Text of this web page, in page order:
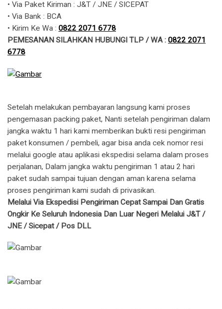
• Via Paket Kiriman : J&T / JNE / SICEPAT
• Via Bank : BCA
• Kirim Ke Wa : ​​ 0822 2071 6778
PEMESANAN SILAHKAN HUBUNGI TLP / WA : 0822 2071
6778
Setelah melakukan pembayaran langsung kami proses
pengemasan packing paket, Nanti setelah pengiriman dalam
jangka waktu 1 hari kami memberikan bukti resi pengiriman
paket konsumen / pembeli, agar bisa anda cek nomor resi
melalui google atau aplikasi ekspedisi selama dalam proses
perjalanan, Dalam jangka waktu pengiriman 1 atau 2 hari
paket sudah sampai tujuan dengan aman karena selama
proses pengiriman kami sudah di privasikan.
Melalui Via Ekspedisi Pengiriman Cepat Sampai Dan Gratis
Ongkir Ke Seluruh Indonesia Dan Luar Negeri Melalui J&T /
JNE / Sicepat / Pos DLL